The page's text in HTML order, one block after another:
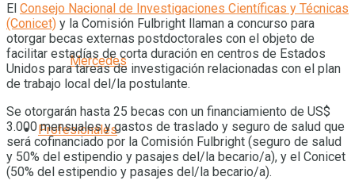
Mercedes
Profesionales
El Consejo Nacional de Investigaciones Científicas y Técnicas
(Conicet) y la Comisión Fulbright llaman a concurso para
otorgar becas externas postdoctorales con el objeto de
facilitar estadías de corta duración en centros de Estados
Unidos para tareas de investigación relacionadas con el plan
de trabajo local del/la postulante.
Se otorgarán hasta 25 becas con un financiamiento de US$
3.000 mensuales y gastos de traslado y seguro de salud que
será cofinanciado por la Comisión Fulbright (seguro de salud
y 50% del estipendio y pasajes del/la becario/a), y el Conicet
(50% del estipendio y pasajes del/la becario/a).